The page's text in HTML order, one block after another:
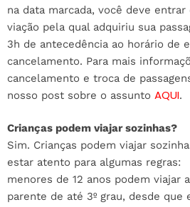
na data marcada, você deve
viação pela qual adquiriu sua
3h de antecedência ao horário de
cancelamento. Para mais
cancelamento e troca de
nosso post sobre o assunto AQUI.
Crianças podem viajar sozinhas?
Sim. Crianças podem viajar
estar atento para algumas regras:
menores de 12 anos podem viajar
parente de até 3º grau, desde que